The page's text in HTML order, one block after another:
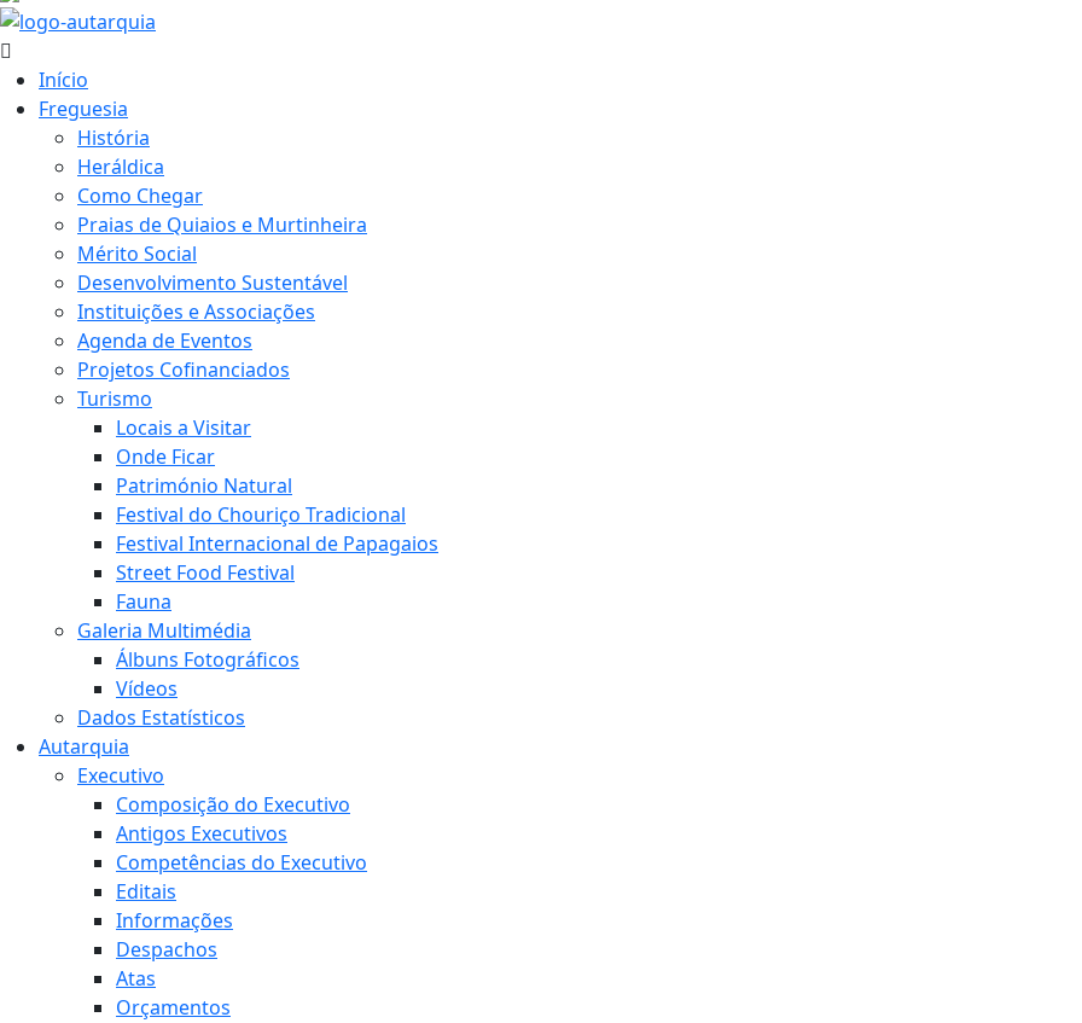
Início
Freguesia
História
Heráldica
Como Chegar
Praias de Quiaios e Murtinheira
Mérito Social
Desenvolvimento Sustentável
Instituições e Associações
Agenda de Eventos
Projetos Cofinanciados
Turismo
Locais a Visitar
Onde Ficar
Património Natural
Festival do Chouriço Tradicional
Festival Internacional de Papagaios
Street Food Festival
Fauna
Galeria Multimédia
Álbuns Fotográficos
Vídeos
Dados Estatísticos
Autarquia
Executivo
Composição do Executivo
Antigos Executivos
Competências do Executivo
Editais
Informações
Despachos
Atas
Orçamentos